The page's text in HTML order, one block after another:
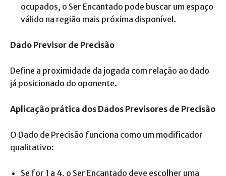
ocupados, o Ser Encantado pode buscar um espaço
válido na região mais próxima disponível.
Dado Previsor de Precisão
Define a proximidade da jogada com relação ao dado
já posicionado do oponente.
Aplicação prática dos Dados Previsores de Precisão
O Dado de Precisão funciona como um modificador
qualitativo:
Se for 1 a 4, o Ser Encantado deve escolher uma